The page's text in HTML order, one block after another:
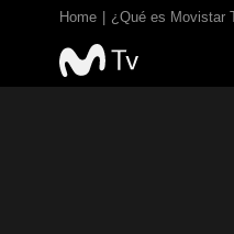
Home ¿Qué es Movistar